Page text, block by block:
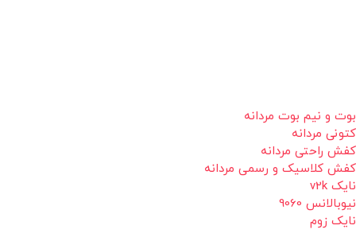
بوت و نیم بوت مردانه
کتونی مردانه
کفش راحتی مردانه
کفش کلاسیک و رسمی مردانه
نایک v2k
نیوبالانس 9060
نایک زوم